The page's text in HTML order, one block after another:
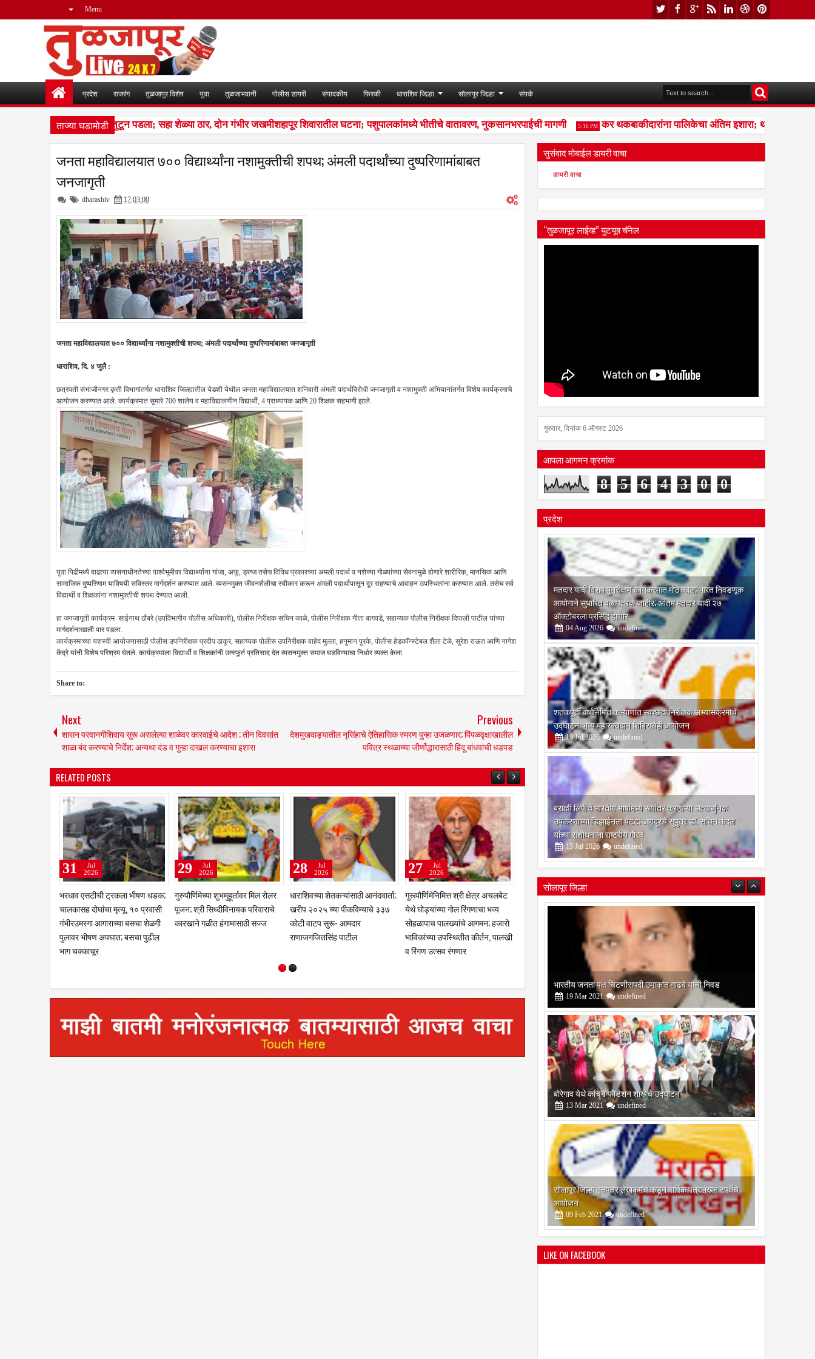
Menu
प्रदेश राजरंग तुळजापुर विशेष युवा तुळजाभवानी पोलीस डायरी संपादकीय फिरकी धाराशिव जिल्हा सोलापुर जिल्हा संपर्क
ताज्या घडामोडी
लांडग्यांचा कळप शेळ्यांवर तुटून पडला; सहा शेळ्या ठार, दोन गंभीर जखमीशहापूर शिवारातील घटना; पशुपालकांमध्ये भीतीचे वातावरण, नुकसानभरपाईची मागणी 5:16 PM कर थकबाकीदारांना पालिकेचा अंतिम इशारा; थकित कर न
जनता महाविद्यालयात ७०० विद्यार्थ्यांना नशामुक्तीची शपथ; अंमली पदार्थांच्या दुष्परिणामांबाबत
जनजागृती
dharashiv 17:03:00
जनता महाविद्यालयात ७०० विद्यार्थ्यांना नशामुक्तीची शपथ; अंमली पदार्थांच्या दुष्परिणामांबाबत जनजागृती
धाराशिव, दि. ४ जुलै :
छत्रपती संभाजीनगर कृती विभागांतर्गत धाराशिव जिल्ह्यातील येडशी येथील जनता महाविद्यालयात शनिवारी अंमली पदार्थविरोधी जनजागृती व नशामुक्ती अभियानांतर्गत विशेष कार्यक्रमाचे
आयोजन करण्यात आले. कार्यक्रमात सुमारे 700 शालेय व महाविद्यालयीन विद्यार्थी, 4 प्राध्यापक आणि 20 शिक्षक सहभागी झाले.
युवा पिढीमध्ये वाढत्या व्यसनाधीनतेच्या पार्श्वभूमीवर विद्यार्थ्यांना गांजा, अफू, ड्रग्ज तसेच विविध प्रकारच्या अमली पदार्थ व नशेच्या गोळ्यांच्या सेवनामुळे होणारे शारीरिक, मानसिक आणि
सामाजिक दुष्परिणाम याविषयी सविस्तर मार्गदर्शन करण्यात आले. व्यसनमुक्त जीवनशैलीचा स्वीकार करून अंमली पदार्थांपासून दूर राहण्याचे आवाहन उपस्थितांना करण्यात आले. तसेच सर्व
विद्यार्थी व शिक्षकांना नशामुक्तीची शपथ देण्यात आली.
हा जनजागृती कार्यक्रम साईनाथ ठोंबरे (उपविभागीय पोलीस अधिकारी), पोलीस निरीक्षक सचिन काळे, पोलीस निरीक्षक गीता बागवडे, सहाय्यक पोलीस निरीक्षक दिपाली पाटील यांच्या
मार्गदर्शनाखाली पार पडला.
कार्यक्रमाच्या यशस्वी आयोजनासाठी पोलीस उपनिरीक्षक प्रदीप ठाकूर, सहाय्यक पोलीस उपनिरीक्षक वाहेद मुल्ला, हनुमान पुरके, पोलीस हेडकॉन्स्टेबल शैला टेळे, सुरेश राऊत आणि नागेश
केंद्रे यांनी विशेष परिश्रम घेतले. कार्यक्रमाला विद्यार्थी व शिक्षकांनी उत्स्फूर्त प्रतिसाद देत व्यसनमुक्त समाज घडविण्याचा निर्धार व्यक्त केला.
Share to:
Next
शासन परवानगीशिवाय सुरू असलेल्या शाळेवर कारवाईचे आदेश ; तीन दिवसांत
शाळा बंद करण्याचे निर्देश; अन्यथा दंड व गुन्हा दाखल करण्याचा इशारा
Previous
देशमुखवाड्यातील नृसिंहाचे ऐतिहासिक स्मरण पुन्हा उजळणार; पिंपळवृक्षाखालील
पवित्र स्थळाच्या जीर्णोद्धारासाठी हिंदू बांधवांची धडपड
RELATED POSTS
गुरूपौर्णिमेनिमित्त श्री क्षेत्र अचलबेट
येथे घोड्यांच्या गोल रिंगणाचा भव्य
सोहळापाच पालख्यांचे आगमन; हजारो
भाविकांच्या उपस्थितीत कीर्तन, पालखी
व रिंगण उत्सव रंगणार
नळदुर्ग उपजिल्हा रुग्णालयातील
कारभारावर प्रश्नचिन्ह ; वैद्यकीय
अधीक्षकांच्या कथित दुर्लक्षामुळे
मनमानी?; चौकशी करून दोषींवर
27
Jul
2026
३१ जुलैपूर्वी पीक विमा भरा; एल-
निनोच्या संकटात संरक्षणाची संधी;
हमीपत्राच्या अटीबाबत संभ्रम; अट रद्द
करण्यासाठी केंद्राकडे राज्याचा
26
Jul
2026
भरधाव एसटीची ट्रकला भीषण धडक;
चालकासह दोघांचा मृत्यू, १० प्रवासी
गंभीरउमरगा आगाराच्या बसचा शेळगी
पुलावर भीषण अपघात; बसचा पुढील
31
Jul
2026
गुरुपौर्णिमेच्या शुभमुहूर्तावर मिल रोलर
पूजन; श्री सिध्दीविनायक परिवाराचे
कारखाने गळीत हंगामासाठी सज्ज
29
2026
सुसंवाद मोबाईल डायरी वाचा
डायरी वाचा
“तुळजापूर लाईव्ह” युटयूब चॅनेल
गुरुवार, दिनांक 6 ऑगस्ट 2026
आपला आगमन क्रमांक
8 5 6 4 3 0 0
प्रदेश
मतदार यादी विशेष पुनरीक्षण कार्यक्रमात मोठे बदल; भारत निवडणूक
आयोगाने सुधारित वेळापत्रक जाहीर; अंतिम मतदार यादी २७
ऑक्टोबरला प्रसिद्ध होणार
04 Aug 2026 undefined
शतकपूर्ती वर्षानिमित्त कल्याणात स्वच्छता निरीक्षक अभ्यासक्रमाचे
उद्घाटन; भव्य महारक्तदान शिबिराचेही आयोजन
19 Jul 2026 undefined
ब्राह्मी लिपीचे भारतीय भाषांमध्ये रूपांतर करणाऱ्या अत्याधुनिक
उपकरणाच्या डिझाईनला पेटंट; अणदूरचे सुपुत्र डॉ. सचिन कंदले
यांच्या संशोधनाला राष्ट्रीय गौरव
15 Jul 2026 undefined
सोलापूर जिल्हा
बोरेगाव येथे कांचन फौंडेशन शाखेचे उद्घाटन
13 Mar 2021 undefined
सोलापूर जिल्हा वृत्तपत्र लेखकमंच कडून वार्षिक पत्रलेखन स्पर्धेचे
आयोजन
09 Feb 2021 undefined
श्री मल्लिकार्जुन प्रशालेकडून उमाकांत गाढवे यांचा सत्कार
25 Mar 2021 undefined
LIKE ON FACEBOOK